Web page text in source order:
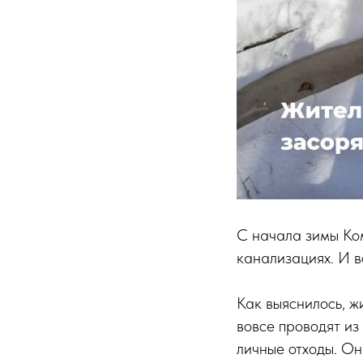
С начала зимы
канализациях. И
Как выяснилось,
вовсе проводят
личные отходы.